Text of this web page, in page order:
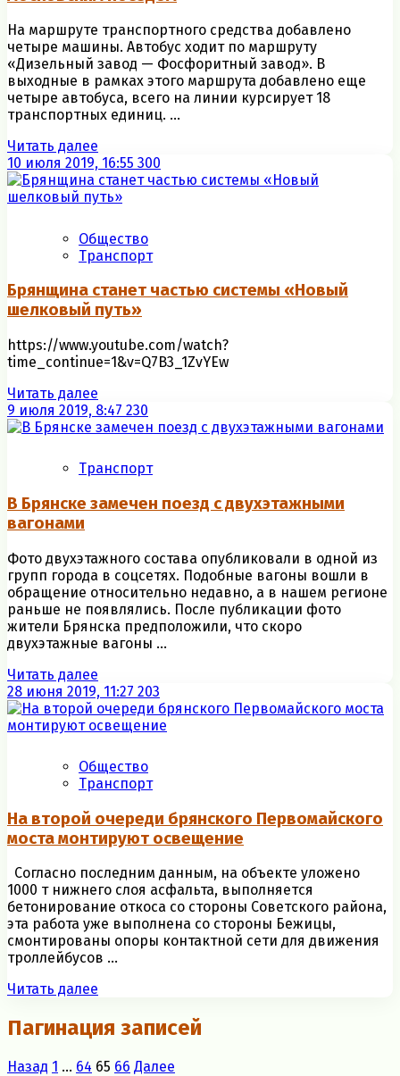
На маршруте транспортного средства добавлено
четыре машины. Автобус ходит по маршруту
«Дизельный завод — Фосфоритный завод». В
выходные в рамках этого маршрута добавлено еще
четыре автобуса, всего на линии курсирует 18
транспортных единиц. ...
Читать далее
10 июля 2019, 16:55 300
Общество
Транспорт
Брянщина станет частью системы «Новый
шелковый путь»
https://www.youtube.com/watch?
time_continue=1&v=Q7B3_1ZvYEw
Читать далее
9 июля 2019, 8:47 230
Транспорт
В Брянске замечен поезд с двухэтажными
вагонами
Фото двухэтажного состава опубликовали в одной из
групп города в соцсетях. Подобные вагоны вошли в
обращение относительно недавно, а в нашем регионе
раньше не появлялись. После публикации фото
жители Брянска предположили, что скоро
двухэтажные вагоны ...
Читать далее
28 июня 2019, 11:27 203
Общество
Транспорт
На второй очереди брянского Первомайского
моста монтируют освещение
Согласно последним данным, на объекте уложено
1000 т нижнего слоя асфальта, выполняется
бетонирование откоса со стороны Советского района,
эта работа уже выполнена со стороны Бежицы,
смонтированы опоры контактной сети для движения
троллейбусов ...
Читать далее
Пагинация записей
Назад 1 … 64 65 66 Далее